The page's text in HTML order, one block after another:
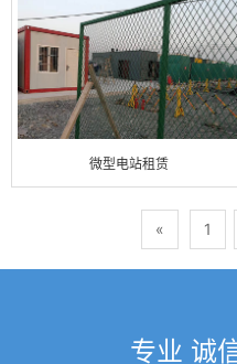
微型电站租赁
« 1
专业 诚